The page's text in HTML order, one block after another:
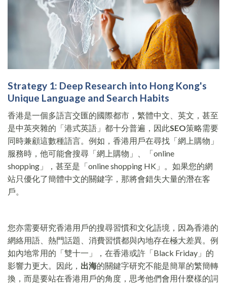
Strategy 1: Deep Research into Hong Kong's
Unique Language and Search Habits
香港是一個多語言交匯的國際都市，繁體中文、英文，甚至
是中英夾雜的「港式英語」都十分普遍，因此SEO策略需要
同時兼顧這數種語言。例如，香港用戶在尋找「網上購物」
服務時，他可能會搜尋「網上購物」、「online
shopping」，甚至是「online shopping HK」。如果您的網
站只優化了簡體中文的關鍵字，那將會錯失大量的潛在客
戶。
您亦需要研究香港用戶的搜尋習慣和文化語境，因為香港的
網絡用語、熱門話題、消費習慣都與內地存在極大差異。例
如內地常用的「雙十一」，在香港或許「Black Friday」的
影響力更大。因此， 出海的關鍵字研究不能是簡單的繁簡轉
換，而是要站在香港用戶的角度，思考他們會用什麼樣的詞